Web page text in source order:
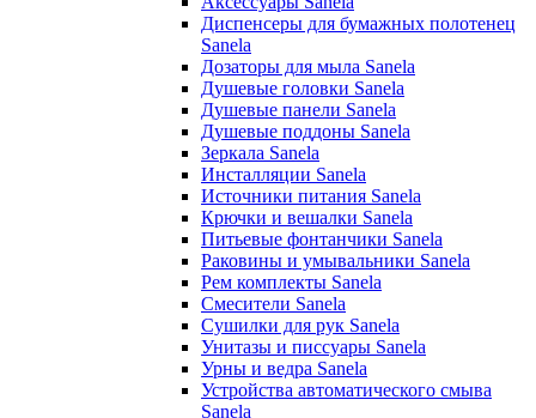
Диспенсеры для бумажных полотенец
Sanela
Дозаторы для мыла Sanela
Душевые головки Sanela
Душевые панели Sanela
Душевые поддоны Sanela
Зеркала Sanela
Инсталляции Sanela
Источники питания Sanela
Крючки и вешалки Sanela
Питьевые фонтанчики Sanela
Раковины и умывальники Sanela
Рем комплекты Sanela
Смесители Sanela
Сушилки для рук Sanela
Унитазы и писсуары Sanela
Урны и ведра Sanela
Устройства автоматического смыва
Sanela